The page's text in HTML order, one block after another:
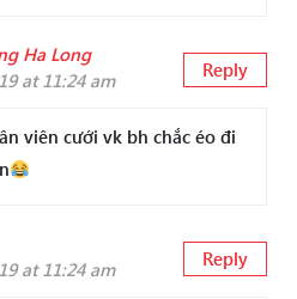
Ha Long
at 11:24 am
Reply
viên cưới vk bh chắc éo đi
at 11:24 am
Reply